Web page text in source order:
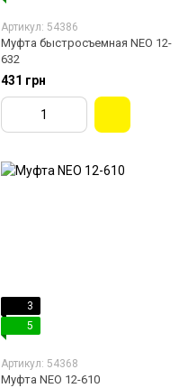
Артикул: 54386
Муфта быстросъемная NEO 12-
632
431 грн
3
5
Артикул: 54368
Муфта NEO 12-610